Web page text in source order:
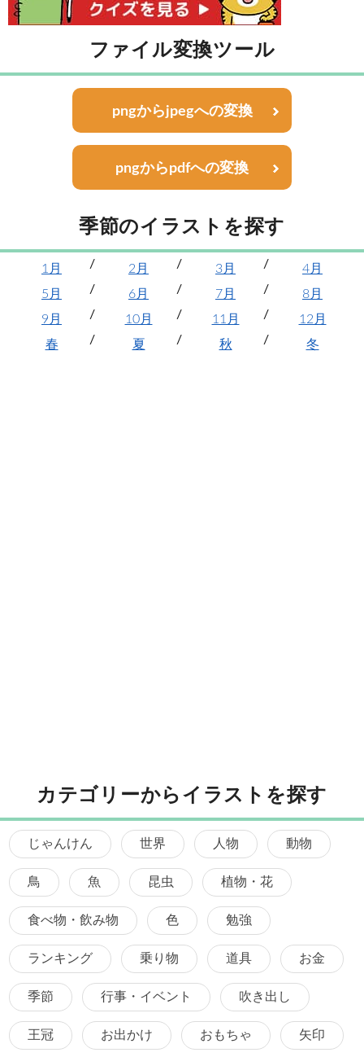
ファイル変換ツール
pngからjpegへの変換
pngからpdfへの変換
季節のイラストを探す
1月 2月 3月
4月
5月
6月 7月
8月
9月
10月 11月
12月
春
夏 秋 冬
カテゴリーからイラストを探す
じゃんけん 世界 人物 動物
鳥 魚 昆虫 植物・花
食べ物・飲み物 色 勉強
ランキング 乗り物 道具 お金
季節 行事・イベント 吹き出し
王冠 お出かけ おもちゃ 矢印